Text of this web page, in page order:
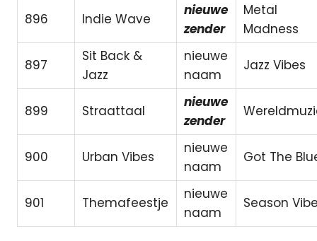
896 Indie Wave
nieuwe
zender
Metal
Madness
897
Sit Back &
Jazz
nieuwe
naam
Jazz Vibes
899 Straattaal
nieuwe
zender
900 Urban Vibes
nieuwe
naam
Got The
901 Themafeestje
nieuwe
naam
Season